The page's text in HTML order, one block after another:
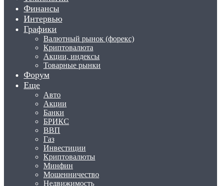
Финансы
Интервью
Графики
Валютный рынок (форекс)
Криптовалюта
Акции, индексы
Товарные рынки
Форум
Еще
Авто
Акции
Банки
БРИКС
ВВП
Газ
Инвестиции
Криптовалюты
Минфин
Мошенничество
Недвижимость